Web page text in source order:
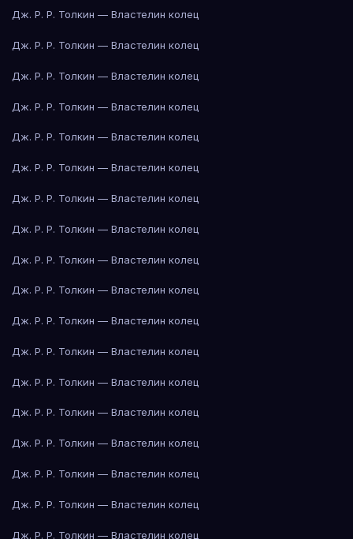
Дж. Р. Р. Толкин — Властелин колец
Дж. Р. Р. Толкин — Властелин колец
Дж. Р. Р. Толкин — Властелин колец
Дж. Р. Р. Толкин — Властелин колец
Дж. Р. Р. Толкин — Властелин колец
Дж. Р. Р. Толкин — Властелин колец
Дж. Р. Р. Толкин — Властелин колец
Дж. Р. Р. Толкин — Властелин колец
Дж. Р. Р. Толкин — Властелин колец
Дж. Р. Р. Толкин — Властелин колец
Дж. Р. Р. Толкин — Властелин колец
Дж. Р. Р. Толкин — Властелин колец
Дж. Р. Р. Толкин — Властелин колец
Дж. Р. Р. Толкин — Властелин колец
Дж. Р. Р. Толкин — Властелин колец
Дж. Р. Р. Толкин — Властелин колец
Дж. Р. Р. Толкин — Властелин колец
Дж. Р. Р. Толкин — Властелин колец